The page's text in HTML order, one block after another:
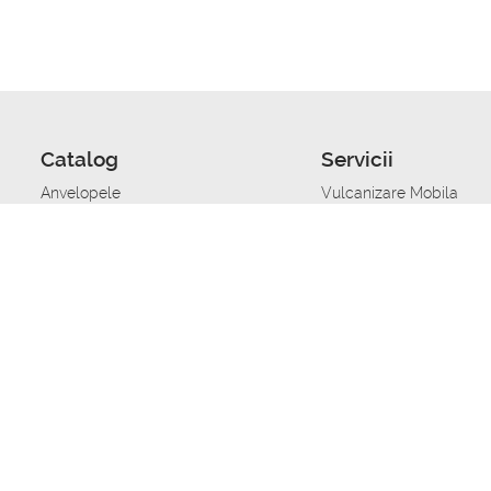
Catalog
Anvelopele
Servicii
Vulcanizare Mobila